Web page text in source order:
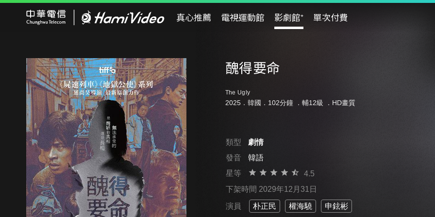
真心推薦 電視運動館 影劇館⁺ 單次付費
醜得要命
The Ugly
2025．韓國．102分鐘 ． 輔12級 ．HD畫質
類型
劇情
發音
韓語
星等
4.5
下架時間 2029年12月31日
演員 朴正民 權海驍 申鉉彬